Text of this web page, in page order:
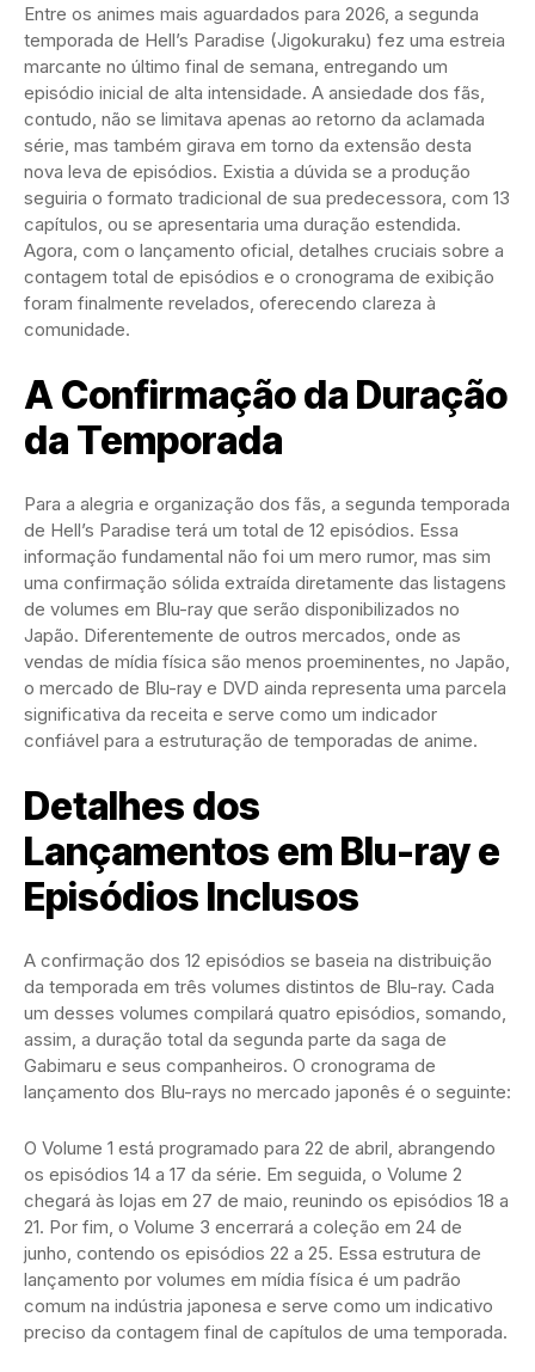
Entre os animes mais aguardados para 2026, a segunda
temporada de Hell’s Paradise (Jigokuraku) fez uma estreia
marcante no último final de semana, entregando um
episódio inicial de alta intensidade. A ansiedade dos fãs,
contudo, não se limitava apenas ao retorno da aclamada
série, mas também girava em torno da extensão desta
nova leva de episódios. Existia a dúvida se a produção
seguiria o formato tradicional de sua predecessora, com 13
capítulos, ou se apresentaria uma duração estendida.
Agora, com o lançamento oficial, detalhes cruciais sobre a
contagem total de episódios e o cronograma de exibição
foram finalmente revelados, oferecendo clareza à
comunidade.
A Confirmação da Duração
da Temporada
Para a alegria e organização dos fãs, a segunda temporada
de Hell’s Paradise terá um total de 12 episódios. Essa
informação fundamental não foi um mero rumor, mas sim
uma confirmação sólida extraída diretamente das listagens
de volumes em Blu-ray que serão disponibilizados no
Japão. Diferentemente de outros mercados, onde as
vendas de mídia física são menos proeminentes, no Japão,
o mercado de Blu-ray e DVD ainda representa uma parcela
significativa da receita e serve como um indicador
confiável para a estruturação de temporadas de anime.
Detalhes dos
Lançamentos em Blu-ray e
Episódios Inclusos
A confirmação dos 12 episódios se baseia na distribuição
da temporada em três volumes distintos de Blu-ray. Cada
um desses volumes compilará quatro episódios, somando,
assim, a duração total da segunda parte da saga de
Gabimaru e seus companheiros. O cronograma de
lançamento dos Blu-rays no mercado japonês é o seguinte:
O Volume 1 está programado para 22 de abril, abrangendo
os episódios 14 a 17 da série. Em seguida, o Volume 2
chegará às lojas em 27 de maio, reunindo os episódios 18 a
21. Por fim, o Volume 3 encerrará a coleção em 24 de
junho, contendo os episódios 22 a 25. Essa estrutura de
lançamento por volumes em mídia física é um padrão
comum na indústria japonesa e serve como um indicativo
preciso da contagem final de capítulos de uma temporada.